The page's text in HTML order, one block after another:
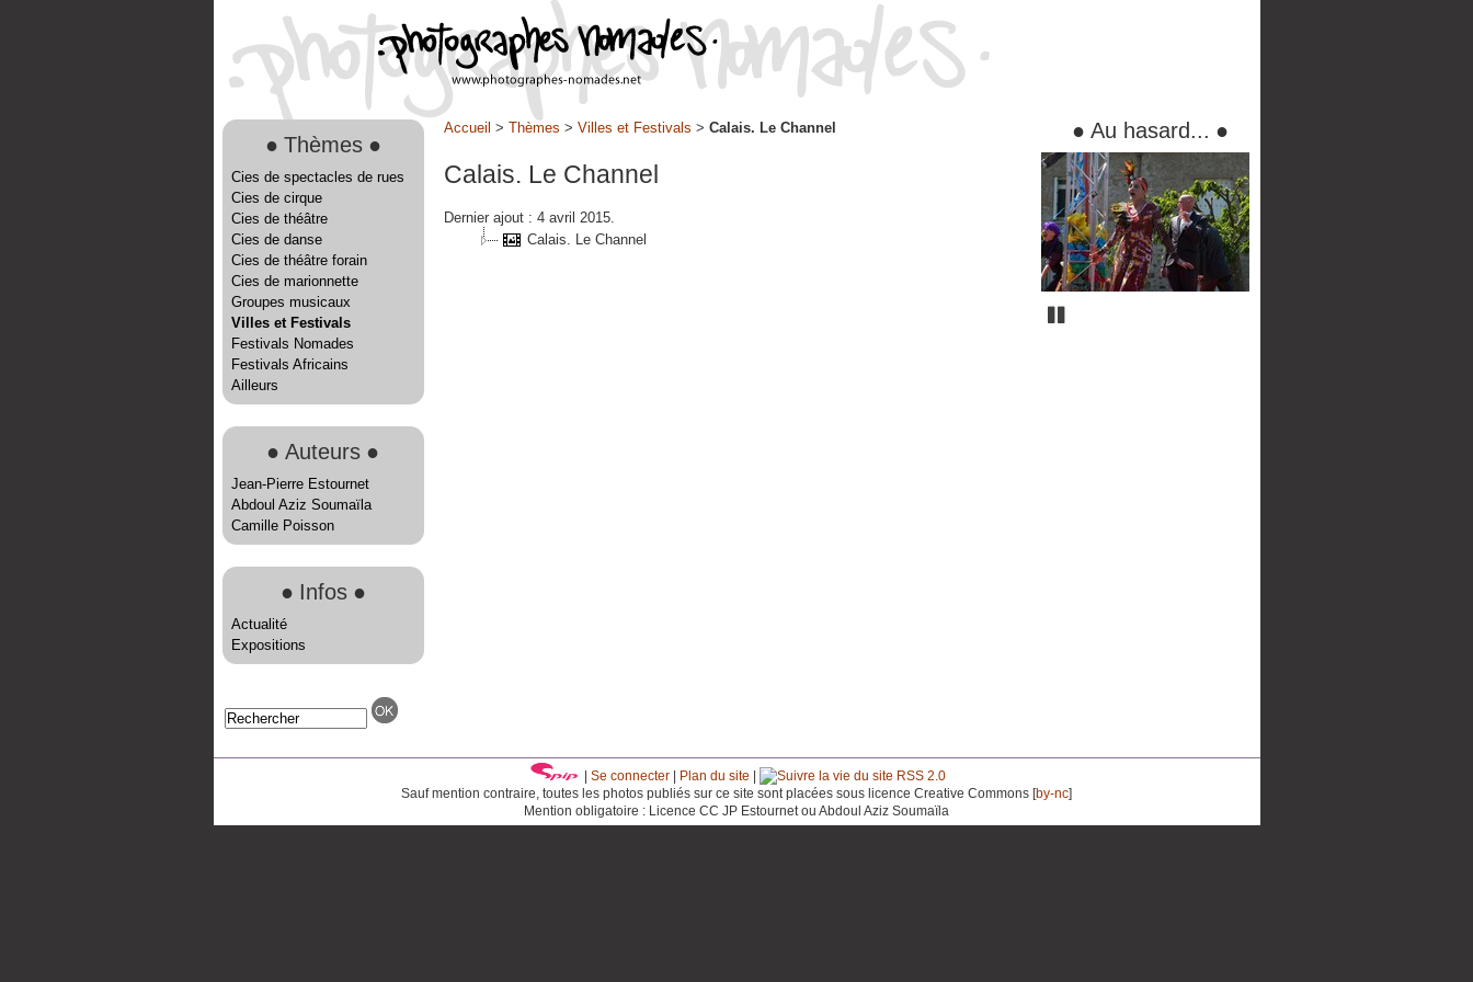
● Thèmes ●
Cies de spectacles de rues
Cies de cirque
Cies de théâtre
Cies de danse
Cies de théâtre forain
Cies de marionnette
Groupes musicaux
Villes et Festivals
Festivals Nomades
Festivals Africains
Ailleurs
● Auteurs ●
Jean-Pierre Estournet
Abdoul Aziz Soumaïla
Camille Poisson
● Infos ●
Actualité
Expositions
Accueil > Thèmes > Villes et Festivals > Calais. Le Channel
Calais. Le Channel
Dernier ajout : 4 avril 2015.
Calais. Le Channel
● Au hasard... ●
Pause
Se connecter| Plan du site
RSS 2.0
Sauf mention contraire, toutes les photos publiés sur ce site sont placées sous licence Creative Commons [by-nc]
Mention obligatoire : Licence CC JP Estournet ou Abdoul Aziz Soumaïla